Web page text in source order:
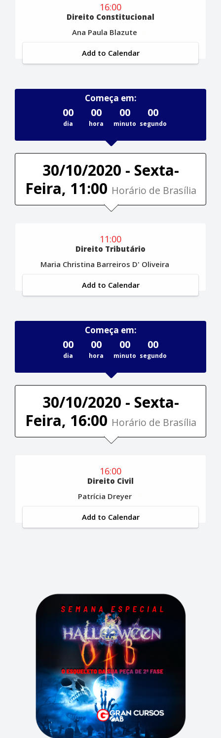
16:00
Direito Constitucional
Ana Paula Blazute
Add to Calendar
Começa em:
00
dia
00
hora
00
minuto
00
segundo
30/10/2020 - Sexta-
Feira, 11:00 Horário de Brasília
11:00
Direito Tributário
Maria Christina Barreiros D' Oliveira
Add to Calendar
Começa em:
00
dia
00
hora
00
minuto
00
segundo
30/10/2020 - Sexta-
Feira, 16:00 Horário de Brasília
16:00
Direito Civil
Patrícia Dreyer
Add to Calendar